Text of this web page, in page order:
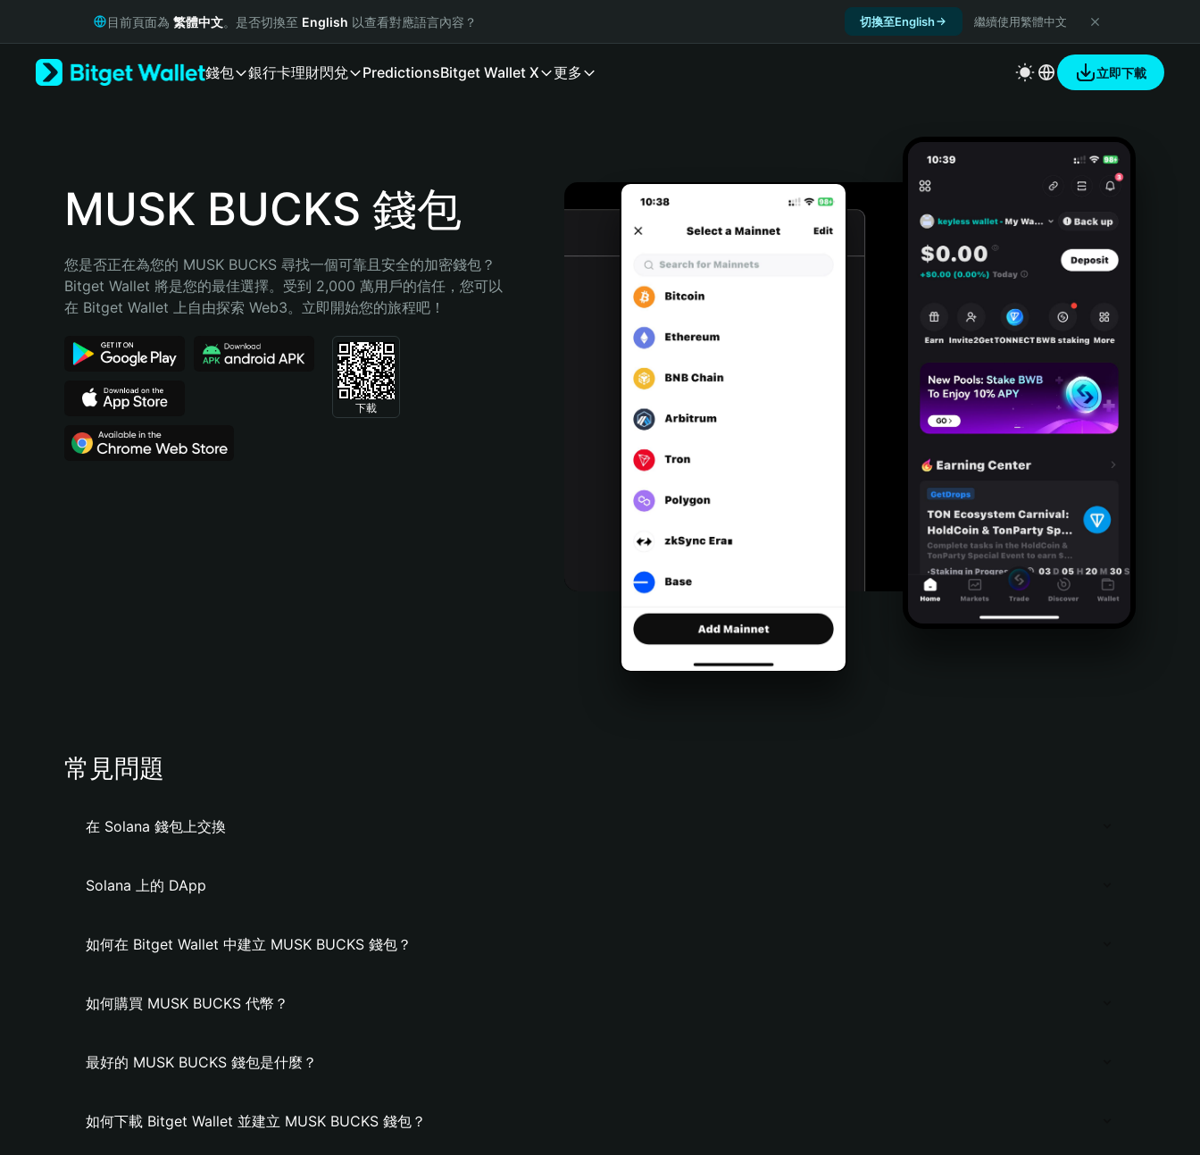
Русский
Bahasa Indonesia
Español (Argentina)
目前頁面為 繁體中文。是否切換至 English 以查看對應語言內容？ 切換至English 繼續使用繁體中文
錢包 銀行卡理財閃兌 PredictionsBitget Wallet X 更多 立即下載
MUSK BUCKS 錢包
您是否正在為您的 MUSK BUCKS 尋找一個可靠且安全的加密錢包？
Bitget Wallet 將是您的最佳選擇。受到 2,000 萬用戶的信任，您可以
在 Bitget Wallet 上自由探索 Web3。立即開始您的旅程吧！
下載
常見問題
在 Solana 錢包上交換
Solana 上的 DApp
如何在 Bitget Wallet 中建立 MUSK BUCKS 錢包？
如何購買 MUSK BUCKS 代幣？
最好的 MUSK BUCKS 錢包是什麼？
如何下載 Bitget Wallet 並建立 MUSK BUCKS 錢包？